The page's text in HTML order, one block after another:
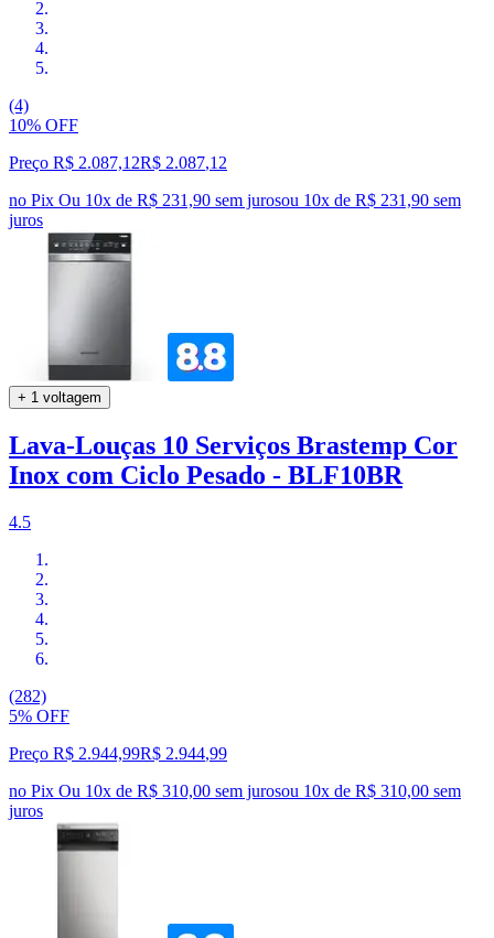
(4)
10% OFF
Preço R$ 2.087,12R$ 2.087,12
no Pix Ou 10x de R$ 231,90 sem jurosou 10x de R$ 231,90 sem
juros
+ 1 voltagem
Lava-Louças 10 Serviços Brastemp Cor
Inox com Ciclo Pesado - BLF10BR
4.5
(282)
5% OFF
Preço R$ 2.944,99R$ 2.944,99
no Pix Ou 10x de R$ 310,00 sem jurosou 10x de R$ 310,00 sem
juros